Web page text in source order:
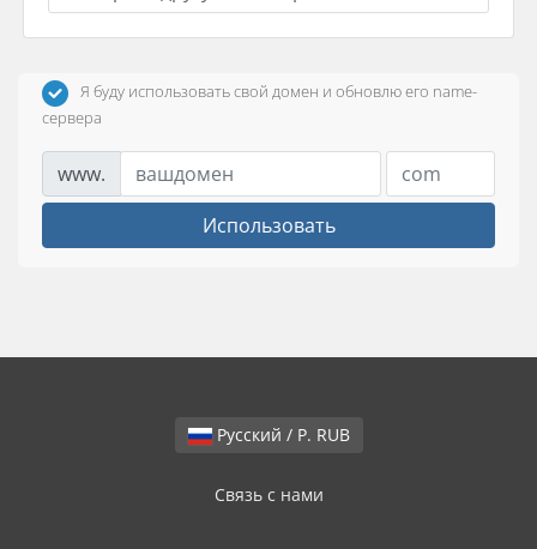
Я буду использовать свой домен и обновлю его name-
сервера
www.
Использовать
Русский / Р. RUB
Связь с нами